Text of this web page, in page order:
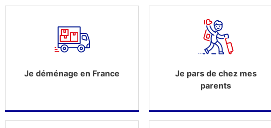
Je déménage en France
Je pars de chez mes
parents